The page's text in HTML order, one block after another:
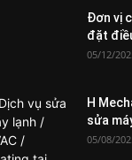
Đơn vị
đặt
05/12/
H
sửa
05/08/